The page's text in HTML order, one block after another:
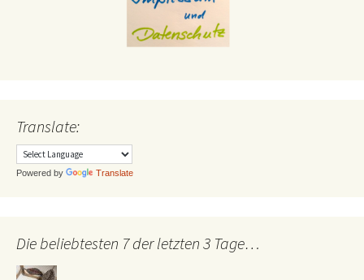
Translate:
Powered by Translate
Die beliebtesten 7 der letzten 3 Tage…